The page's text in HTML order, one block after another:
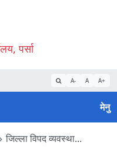
पर्सा
A- A A+
मेनु
जिल्ला विपद व्यवस्था...